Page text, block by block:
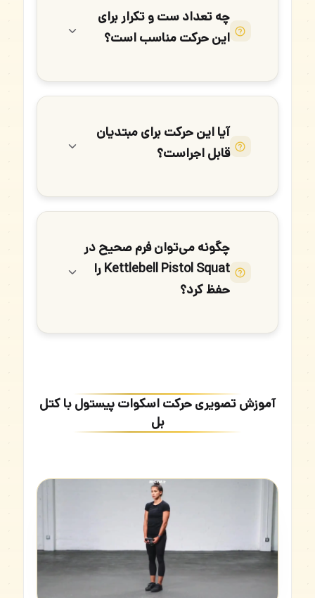
چه تعداد ست و تکرار برای
این حرکت مناسب است؟
آیا این حرکت برای مبتدیان
قابل اجراست؟
چگونه می‌توان فرم صحیح در
Kettlebell Pistol Squat را
حفظ کرد؟
آموزش تصویری حرکت اسکوات پیستول با کتل
بل